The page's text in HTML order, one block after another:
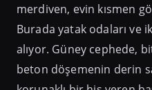
merdiven, evin kısmen
Burada yatak odaları ve
alıyor. Güney cephede,
beton döşemenin derin